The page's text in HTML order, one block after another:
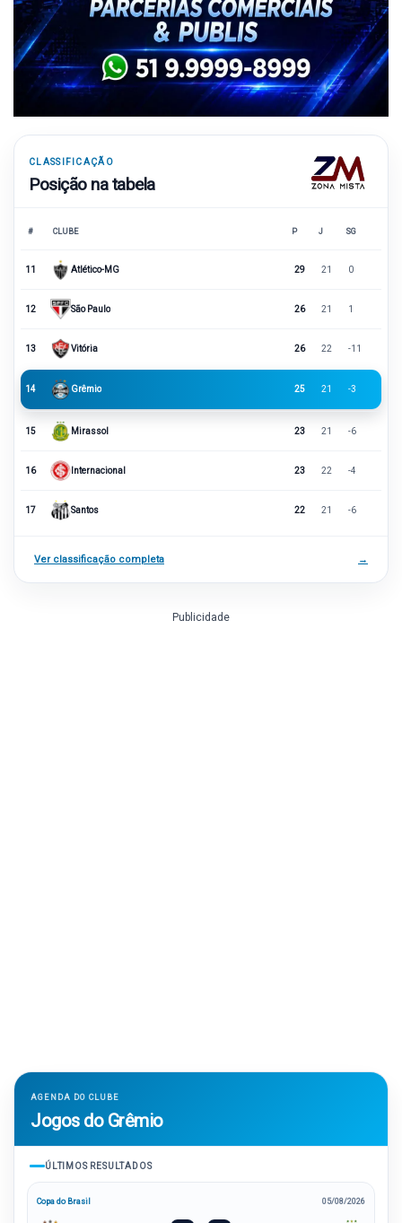
CLASSIFICAÇÃO
Posição na tabela
# CLUBE P J SG
11 Atlético-MG 29 21 0
12 São Paulo 26 21 1
13 Vitória 26 22 -11
14 Grêmio 25 21 -3
15 Mirassol 23 21 -6
16 Internacional 23 22 -4
17 Santos 22 21 -6
Ver classificação completa →
Publicidade
AGENDA DO CLUBE
Jogos do Grêmio
ÚLTIMOS RESULTADOS
Copa do Brasil 05/08/2026